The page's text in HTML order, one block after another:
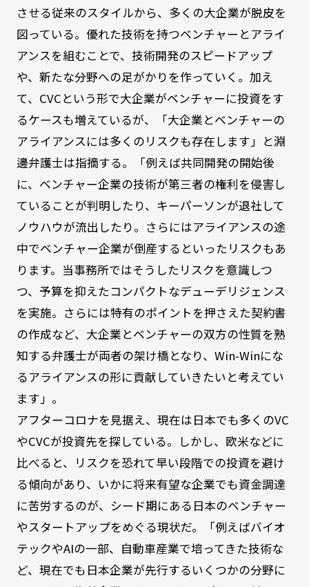
させる従来のスタイルから、多くの大企業が脱皮を
図っている。優れた技術を持つベンチャーとアライ
アンスを組むことで、技術開発のスピードアップ
や、新たな分野への足がかりを作っていく。加え
て、CVCという形で大企業がベンチャーに投資をす
るケースも増えているが、「大企業とベンチャーの
アライアンスには多くのリスクも存在します」と淵
邊弁護士は指摘する。「例えば共同開発の開始後
に、ベンチャー企業の技術が第三者の権利を侵害し
ていることが判明したり、キーパーソンが退社して
ノウハウが流出したり。さらにはアライアンスの途
中でベンチャー企業が倒産するといったリスクもあ
ります。当事務所ではそうしたリスクを意識しつ
つ、予算を抑えたコンパクトなデューデリジェンス
を実施。さらには特有のポイントを押さえた契約書
の作成など、大企業とベンチャーの双方の性質を熟
知する弁護士が両者の架け橋となり、Win-Winにな
るアライアンスの形に貢献していきたいと考えてい
ます」。
アフターコロナを見据え、現在は日本でも多くのVC
やCVCが投資先を探している。しかし、欧米などに
比べると、リスクを恐れて早い段階での投資を避け
る傾向があり、いかに将来有望な企業でも資金調達
に苦労するのが、シード期にある日本のベンチャー
やスタートアップをめぐる現状だ。「例えばバイオ
テックやAIの一部、自動車産業で培ってきた技術な
ど、現在でも日本企業が先行するいくつかの分野に